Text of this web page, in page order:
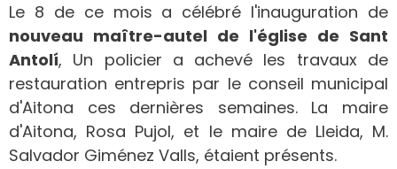
Le 8 de ce mois a célébré l'inauguration de
nouveau maître-autel de l'église de Sant
Antolí, Un policier a achevé les travaux de
restauration entrepris par le conseil municipal
d'Aitona ces dernières semaines. La maire
d'Aitona, Rosa Pujol, et le maire de Lleida, M.
Salvador Giménez Valls, étaient présents.